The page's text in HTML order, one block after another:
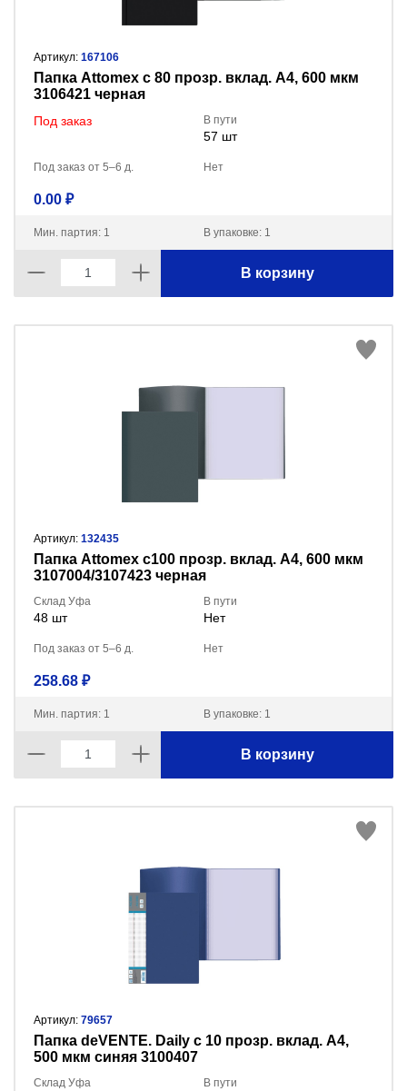
Артикул: 167106
Папка Attomex с 80 прозр. вклад. A4, 600 мкм
3106421 черная
Под заказ В пути
57 шт
Под заказ от 5–6 д. Нет
0.00 ₽
Мин. партия: 1 В упаковке: 1
В корзину
Артикул: 132435
Папка Attomex с100 прозр. вклад. A4, 600 мкм
3107004/3107423 черная
Склад Уфа
48 шт
В пути
Нет
Под заказ от 5–6 д. Нет
258.68 ₽
Мин. партия: 1 В упаковке: 1
В корзину
Артикул: 79657
Папка deVENTE. Daily с 10 прозр. вклад. A4,
500 мкм синяя 3100407
Склад Уфа В пути